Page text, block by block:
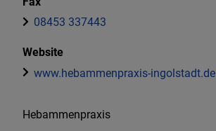
Hebammenpraxis
08453 337443
Website
www.hebammenpraxis-ingolstadt.de